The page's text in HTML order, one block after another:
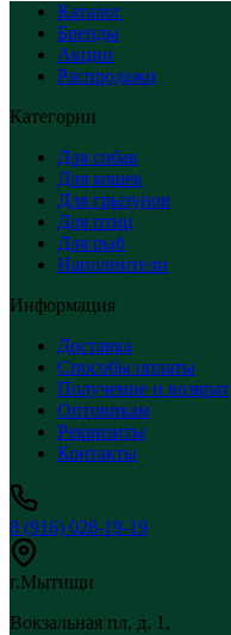
Каталог
Бренды
Акции
Распродажи
Категории
Для собак
Для кошек
Для грызунов
Для птиц
Для рыб
Наполнители
Информация
Доставка
Способы оплаты
Получение и возврат
Оптовикам
Реквизиты
Контакты
8 (916) 028-19-19
г.Мытищи
Вокзальная пл, д. 1,